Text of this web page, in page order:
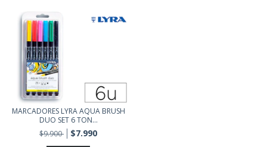
MARCADORES LYRA AQUA BRUSH
DUO SET 6 TON...
$9.900
$7.990